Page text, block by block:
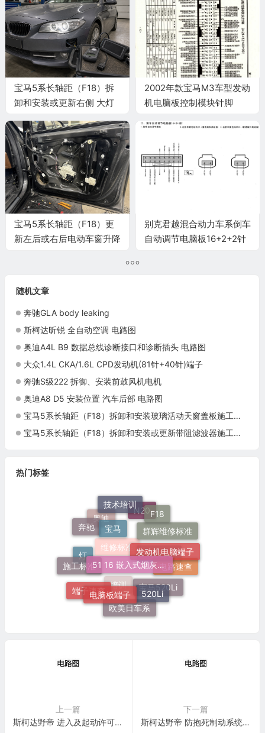
宝马5系长轴距（F18）拆
卸和安装或更新右侧 大灯
检标准
2002年款宝马M3车型发动
机电脑板控制模块针脚
宝马5系长轴距（F18）更
新左后或右后电动车窗升降
别克君越混合动力车系倒车
自动调节电脑板16+2+2针
随机文章
奔驰GLA body leaking
斯柯达昕锐 全自动空调 电路图
奥迪A4L B9 数据总线诊断接口和诊断插头 电路图
大众1.4L CKA/1.6L CPD发动机(81针+40针)端子
奔驰S级222 拆御、安装前鼓风机电机
奥迪A8 D5 安装位置 汽车后部 电路图
宝马5系长轴距（F18）拆卸和安装玻璃活动天窗盖板施工与复检标准
宝马5系长轴距（F18）拆卸和安装或更新带阻滤波器施工与复检标准
热门标签
宝马
51 16 嵌入式烟灰缸托架
发动机电脑端子
F18
技术培训
奔驰
施工标准
电脑板端子 520Li
电路速查
群辉维修标准
N20
奥迪
灯
端子速查
欧美日车系
宝马520Li
车身装备
维修标准
培训
上一篇
斯柯达野帝 进入及起动许可 电路图
下一篇
斯柯达野帝 防抱死制动系统(ABS) 电路图